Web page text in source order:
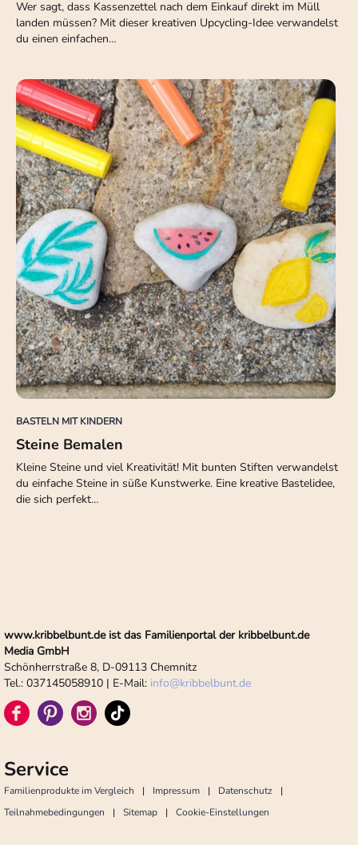
Wer sagt, dass Kassenzettel nach dem Einkauf direkt im Müll
landen müssen? Mit dieser kreativen Upcycling-Idee verwandelst
du einen einfachen…
BASTELN MIT KINDERN
Steine Bemalen
Kleine Steine und viel Kreativität! Mit bunten Stiften verwandelst
du einfache Steine in süße Kunstwerke. Eine kreative Bastelidee,
die sich perfekt…
www.kribbelbunt.de ist das Familienportal der kribbelbunt.de
Media GmbH
Schönherrstraße 8, D-09113 Chemnitz
Tel.: 037145058910 | E-Mail: info@kribbelbunt.de
Service
Familienprodukte im Vergleich Impressum
Datenschutz
Teilnahmebedingungen
Sitemap Cookie-Einstellungen